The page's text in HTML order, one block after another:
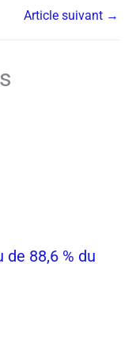
Article suivant →
de 88,6 % du